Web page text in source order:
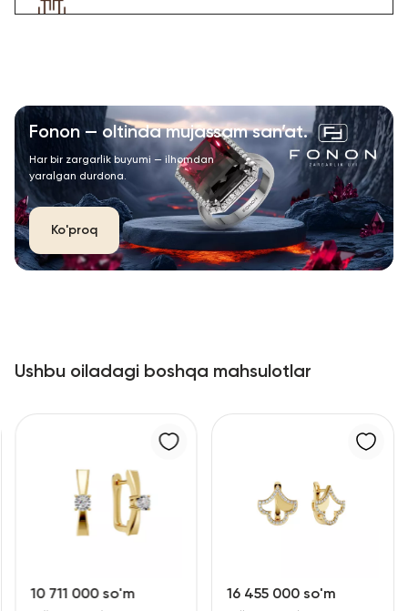
Fonon — oltinda mujassam san’at.
Har bir zargarlik buyumi — ilhomdan
yaralgan durdona.
Ko'proq
Ushbu oiladagi boshqa mahsulotlar
10 711 000 so'm 16 455 000 so'm